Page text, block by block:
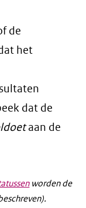
de
het
dat de
aan de
worden de